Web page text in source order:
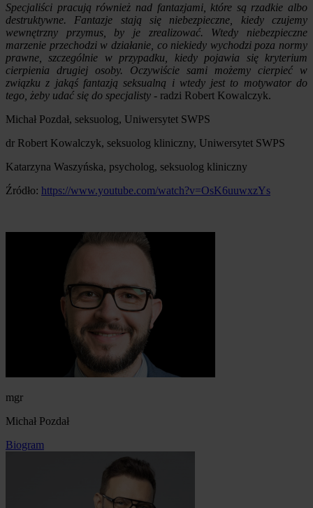
Specjaliści pracują również nad fantazjami, które są rzadkie albo
destruktywne. Fantazje stają się niebezpieczne, kiedy czujemy
wewnętrzny przymus, by je zrealizować. Wtedy niebezpieczne
marzenie przechodzi w działanie, co niekiedy wychodzi poza normy
prawne, szczególnie w przypadku, kiedy pojawia się kryterium
cierpienia drugiej osoby. Oczywiście sami możemy cierpieć w
związku z jakąś fantazją seksualną i wtedy jest to motywator do
tego, żeby udać się do specjalisty - radzi Robert Kowalczyk.
Michał Pozdał, seksuolog, Uniwersytet SWPS
dr Robert Kowalczyk, seksuolog kliniczny, Uniwersytet SWPS
Katarzyna Waszyńska, psycholog, seksuolog kliniczny
Źródło: https://www.youtube.com/watch?v=OsK6uuwxzYs
mgr
Michał Pozdał
Biogram